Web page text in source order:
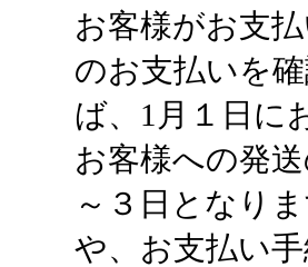
お客様がお支
のお支払いを
ば、1月１日に
お客様への発
～３日となり
や、お支払い